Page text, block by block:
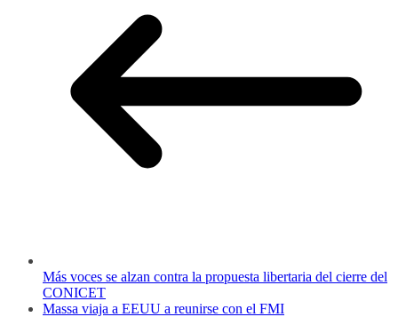
Más voces se alzan contra la propuesta libertaria del cierre del
CONICET
Massa viaja a EEUU a reunirse con el FMI